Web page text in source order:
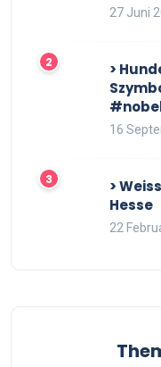
27 Juni
>
16
>
Hesse
22